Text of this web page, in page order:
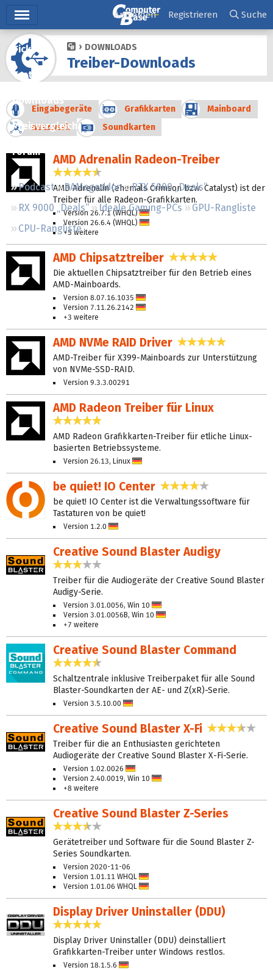
Ticker
Tests
Downloads
Preisvergleich
Forum
Podcast RAMageddon
RTX 5000 „Deals“
RX 9000 „Deals“
Ideale Gaming-PCs
GPU-Rangliste
CPU-Rangliste
Anmelden Registrieren Suche
DOWNLOADS
Treiber-Downloads
Eingabegeräte Grafikkarten
Mainboard
Netzwerk
Soundkarten
AMD Adrenalin Radeon-Treiber
4,3 Sterne
AMD Adrenalin (ehemals Crimson bzw. Catalyst) ist der
Treiber für alle Radeon-Grafikkarten.
Version 26.7.1 (WHQL)
Deutsch
Version 26.6.4 (WHQL)
+5 weitere
AMD Chipsatztreiber
Die aktuellen Chipsatztreiber für den Betrieb eines
AMD-Mainboards.
Version 8.07.16.1035
Version 7.11.26.2142
+3 weitere
AMD NVMe RAID Driver
AMD-Treiber für X399-Mainboards zur Unterstützung
von NVMe-SSD-RAID.
Version 9.3.3.00291
AMD Radeon Treiber für Linux
AMD Radeon Grafikkarten-Treiber für etliche Linux-
basierten Betriebssysteme.
Version 26.13, Linux
be quiet! IO Center 4,0 Sterne
be quiet! IO Center ist die Verwaltungssoftware für
Tastaturen von be quiet!
Version 1.2.0
Creative Sound Blaster Audigy
3,2 Sterne
Treiber für die Audiogeräte der Creative Sound Blaster
Audigy-Serie.
Version 3.01.0056, Win 10
Version 3.01.0056B, Win 10
+7 weitere
Creative Sound Blaster Command
4,4 Sterne
Schaltzentrale inklusive Treiberpaket für alle Sound
Blaster-Soundkarten der AE- und Z(xR)-Serie.
Version 3.5.10.00
Creative Sound Blaster X-Fi 3,4
Treiber für die an Enthusiasten gerichteten
Audiogeräte der Creative Sound Blaster X-Fi-Serie.
Version 1.02.0026
Version 2.40.0019, Win 10
+8 weitere
Creative Sound Blaster Z-Series
3,4 Sterne
Gerätetreiber und Software für die Sound Blaster Z-
Series Soundkarten.
Version 2020-11-06
Version 1.01.11 WHQL
Version 1.01.06 WHQL
Display Driver Uninstaller (DDU)
Display Driver Uninstaller (DDU) deinstalliert
Grafikkarten-Treiber unter Windows restlos.
Version 18.1.5.6